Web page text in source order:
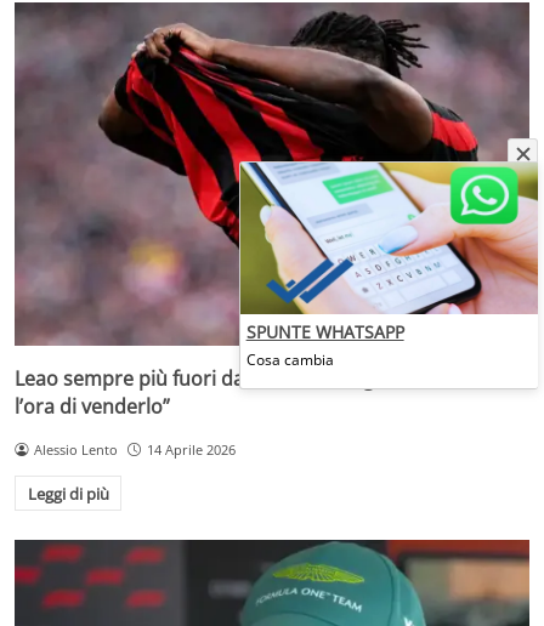
Leao sempre più fuori dal Milan di Allegri: “Non vedono
l’ora di venderlo”
Alessio Lento 14 Aprile 2026
Leggi di più
SPUNTE WHATSAPP
Cosa cambia